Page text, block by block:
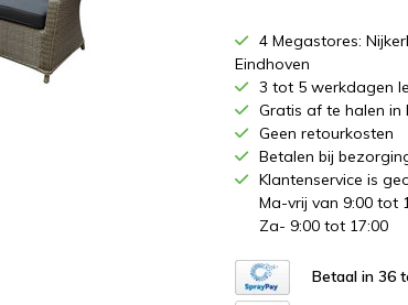
4 Megastores:
Eindhoven
3 tot 5 werkdagen
Gratis af te halen in
Geen retourkosten
Betalen bij
Klantenservice is
Ma-vrij van 9:00 tot
Za- 9:00 tot 17:00
Betaal in 36